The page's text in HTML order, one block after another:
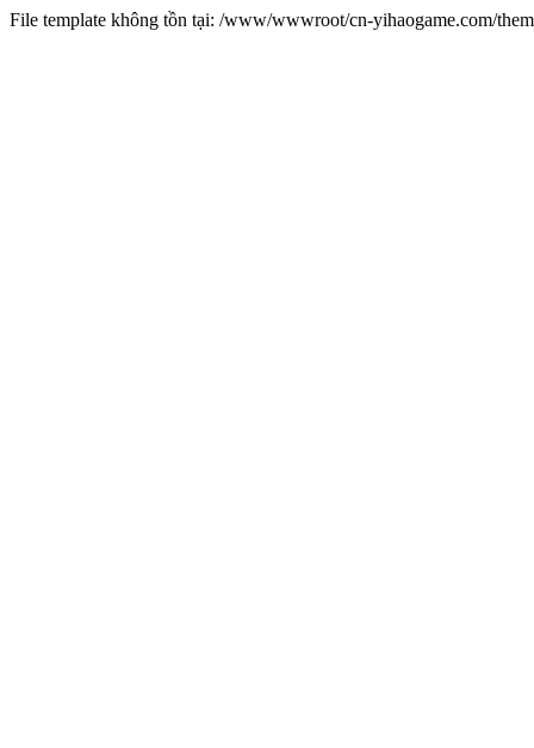
File template không tồn tại: /www/wwwroot/cn-yihaogame.com/